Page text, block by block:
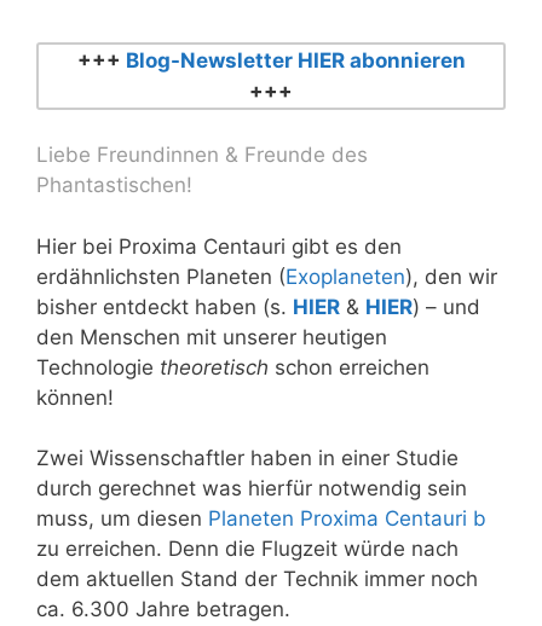
+++ Blog-Newsletter HIER abonnieren
+++
Liebe Freundinnen & Freunde des
Phantastischen!
Hier bei Proxima Centauri gibt es den
erdähnlichsten Planeten (Exoplaneten), den wir
bisher entdeckt haben (s. HIER & HIER) – und
den Menschen mit unserer heutigen
Technologie theoretisch schon erreichen
können!
Zwei Wissenschaftler haben in einer Studie
durch gerechnet was hierfür notwendig sein
muss, um diesen Planeten Proxima Centauri b
zu erreichen. Denn die Flugzeit würde nach
dem aktuellen Stand der Technik immer noch
ca. 6.300 Jahre betragen.